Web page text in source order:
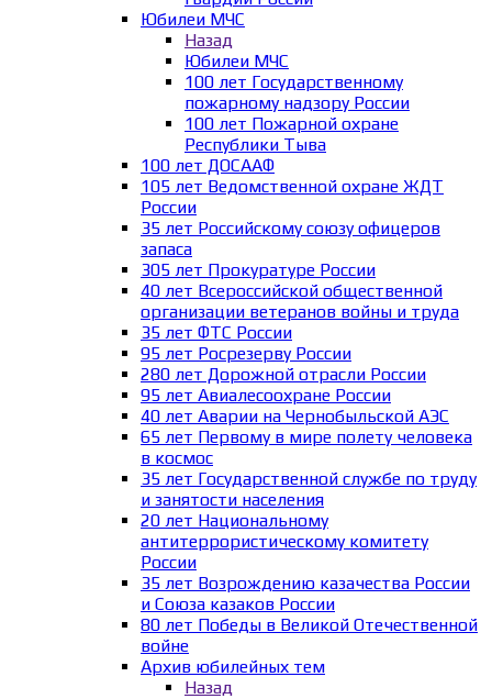
Юбилеи МЧС
Назад
Юбилеи МЧС
100 лет Государственному
пожарному надзору России
100 лет Пожарной охране
Республики Тыва
100 лет ДОСААФ
105 лет Ведомственной охране ЖДТ
России
35 лет Российскому союзу офицеров
запаса
305 лет Прокуратуре России
40 лет Всероссийской общественной
организации ветеранов войны и труда
35 лет ФТС России
95 лет Росрезерву России
280 лет Дорожной отрасли России
95 лет Авиалесоохране России
40 лет Аварии на Чернобыльской АЭС
65 лет Первому в мире полету человека
в космос
35 лет Государственной службе по труду
и занятости населения
20 лет Национальному
антитеррористическому комитету
России
35 лет Возрождению казачества России
и Союза казаков России
80 лет Победы в Великой Отечественной
войне
Архив юбилейных тем
Назад